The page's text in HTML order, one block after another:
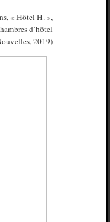
« Hôtel H. »,
d’hôtel
2019)